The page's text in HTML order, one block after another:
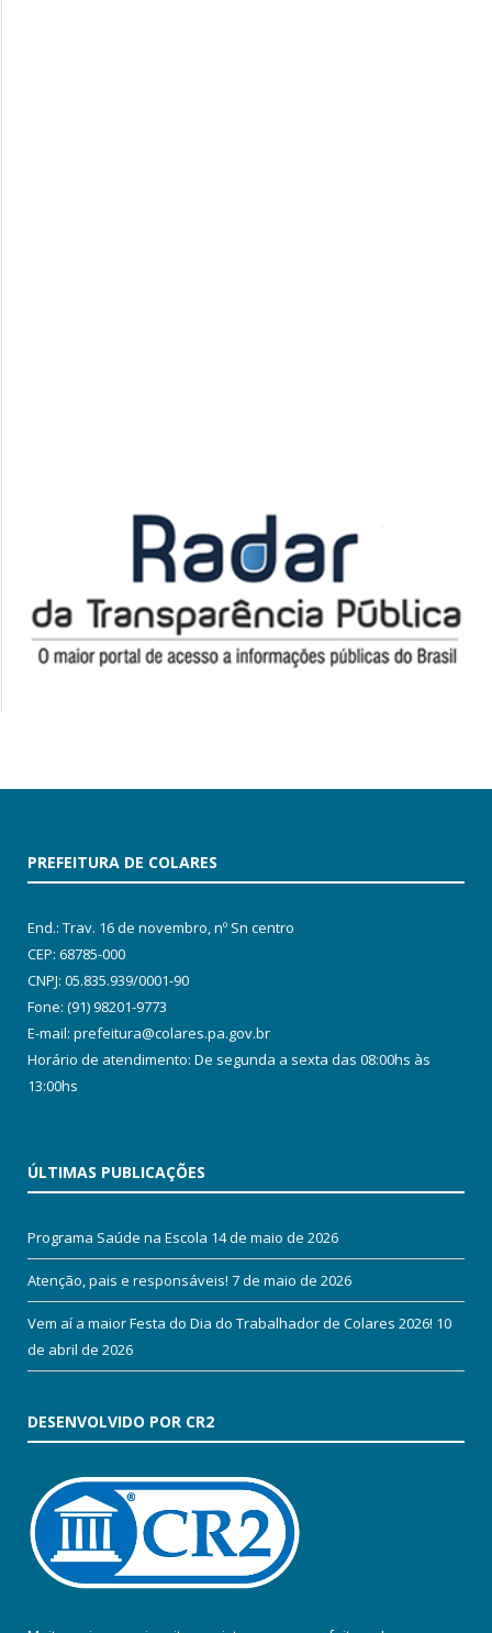
PREFEITURA DE COLARES
End.: Trav. 16 de novembro, nº Sn centro
CEP: 68785-000
CNPJ: 05.835.939/0001-90
Fone: (91) 98201-9773
E-mail: prefeitura@colares.pa.gov.br
Horário de atendimento: De segunda a sexta das 08:00hs às
13:00hs
ÚLTIMAS PUBLICAÇÕES
Programa Saúde na Escola 14 de maio de 2026
Atenção, pais e responsáveis! 7 de maio de 2026
Vem aí a maior Festa do Dia do Trabalhador de Colares 2026! 10
de abril de 2026
DESENVOLVIDO POR CR2